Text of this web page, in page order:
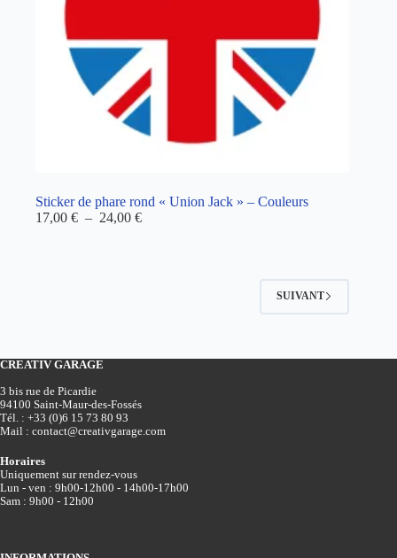
Sticker de phare rond « Union Jack » – Couleurs
17,00 € – 24,00 €Plage
SUIVANT
CREATIV GARAGE
3 bis rue de Picardie
94100 Saint-Maur-des-Fossés
Tél. : +33 (0)6 15 73 80 93
Mail : contact@creativgarage.com
Horaires
Uniquement sur rendez-vous
Lun - ven : 9h00-12h00 - 14h00-17h00
Sam : 9h00 - 12h00